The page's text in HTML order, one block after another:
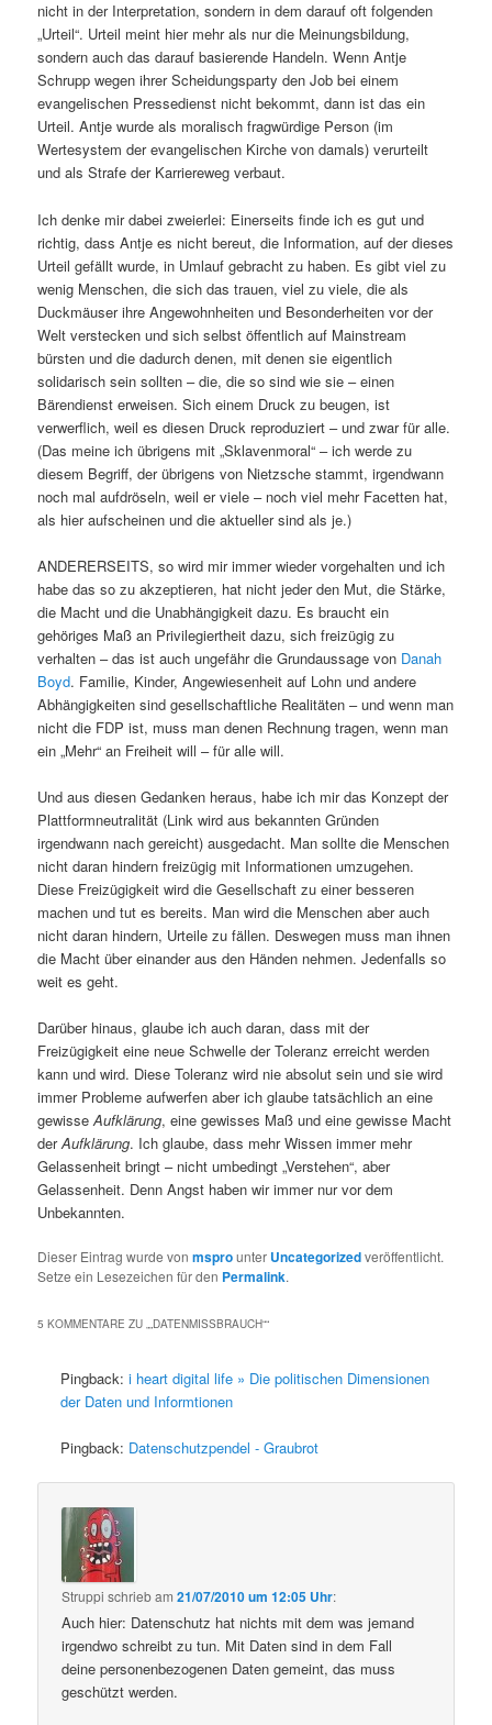
nicht in der Interpretation, sondern in dem darauf oft folgenden
„Urteil“. Urteil meint hier mehr als nur die Meinungsbildung,
sondern auch das darauf basierende Handeln. Wenn Antje
Schrupp wegen ihrer Scheidungsparty den Job bei einem
evangelischen Pressedienst nicht bekommt, dann ist das ein
Urteil. Antje wurde als moralisch fragwürdige Person (im
Wertesystem der evangelischen Kirche von damals) verurteilt
und als Strafe der Karriereweg verbaut.
Ich denke mir dabei zweierlei: Einerseits finde ich es gut und
richtig, dass Antje es nicht bereut, die Information, auf der dieses
Urteil gefällt wurde, in Umlauf gebracht zu haben. Es gibt viel zu
wenig Menschen, die sich das trauen, viel zu viele, die als
Duckmäuser ihre Angewohnheiten und Besonderheiten vor der
Welt verstecken und sich selbst öffentlich auf Mainstream
bürsten und die dadurch denen, mit denen sie eigentlich
solidarisch sein sollten – die, die so sind wie sie – einen
Bärendienst erweisen. Sich einem Druck zu beugen, ist
verwerflich, weil es diesen Druck reproduziert – und zwar für alle.
(Das meine ich übrigens mit „Sklavenmoral“ – ich werde zu
diesem Begriff, der übrigens von Nietzsche stammt, irgendwann
noch mal aufdröseln, weil er viele – noch viel mehr Facetten hat,
als hier aufscheinen und die aktueller sind als je.)
ANDERERSEITS, so wird mir immer wieder vorgehalten und ich
habe das so zu akzeptieren, hat nicht jeder den Mut, die Stärke,
die Macht und die Unabhängigkeit dazu. Es braucht ein
gehöriges Maß an Privilegiertheit dazu, sich freizügig zu
verhalten – das ist auch ungefähr die Grundaussage von Danah
Boyd. Familie, Kinder, Angewiesenheit auf Lohn und andere
Abhängigkeiten sind gesellschaftliche Realitäten – und wenn man
nicht die FDP ist, muss man denen Rechnung tragen, wenn man
ein „Mehr“ an Freiheit will – für alle will.
Und aus diesen Gedanken heraus, habe ich mir das Konzept der
Plattformneutralität (Link wird aus bekannten Gründen
irgendwann nach gereicht) ausgedacht. Man sollte die Menschen
nicht daran hindern freizügig mit Informationen umzugehen.
Diese Freizügigkeit wird die Gesellschaft zu einer besseren
machen und tut es bereits. Man wird die Menschen aber auch
nicht daran hindern, Urteile zu fällen. Deswegen muss man ihnen
die Macht über einander aus den Händen nehmen. Jedenfalls so
weit es geht.
Darüber hinaus, glaube ich auch daran, dass mit der
Freizügigkeit eine neue Schwelle der Toleranz erreicht werden
kann und wird. Diese Toleranz wird nie absolut sein und sie wird
immer Probleme aufwerfen aber ich glaube tatsächlich an eine
gewisseAufklärung, eine gewisses Maß und eine gewisse Macht
derAufklärung. Ich glaube, dass mehr Wissen immer mehr
Gelassenheit bringt – nicht umbedingt „Verstehen“, aber
Gelassenheit. Denn Angst haben wir immer nur vor dem
Unbekannten.
Dieser Eintrag wurde vonmsprounter Uncategorizedveröffentlicht.
Setze ein Lesezeichen für den Permalink.
5 KOMMENTARE ZU „„DATENMISSBRAUCH“ “
Pingback:i heart digital life » Die politischen Dimensionen
der Daten und Informtionen
Pingback: Datenschutzpendel - Graubrot
Struppi schriebam21/07/2010 um 12:05 Uhr:
Auch hier: Datenschutz hat nichts mit dem was jemand
irgendwo schreibt zu tun. Mit Daten sind in dem Fall
deine personenbezogenen Daten gemeint, das muss
geschützt werden.